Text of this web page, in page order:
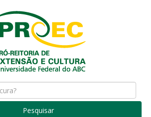
Pesquisar